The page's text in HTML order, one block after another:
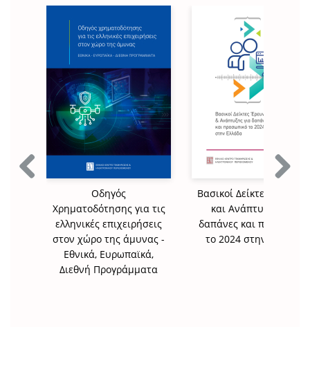
Οδηγός
Χρηματοδότησης για τις
ελληνικές επιχειρήσεις
στον χώρο της άμυνας -
Εθνικά, Ευρωπαϊκά,
Διεθνή Προγράμματα
Βασικοί Δείκτες
και Ανάπτυξης για
δαπάνες και προσωπικό
το 2024 στην Ελλάδα